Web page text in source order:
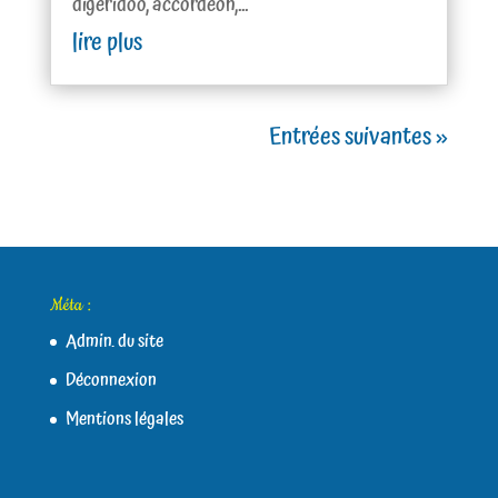
lire plus
Entrées suivantes »
Méta :
Admin. du site
Déconnexion
Mentions légales